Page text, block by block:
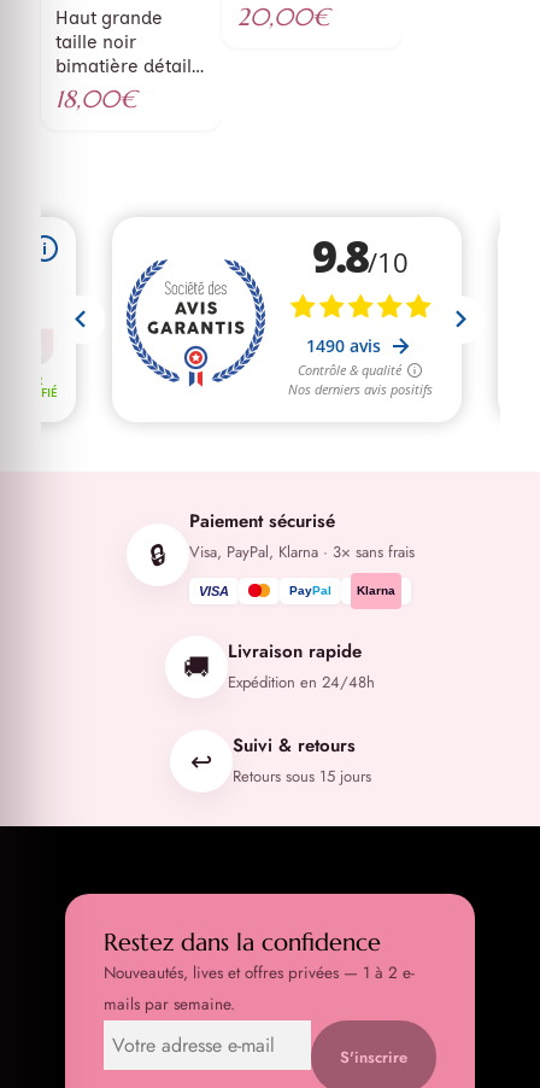
Haut grande
taille noir
bimatière détail
simili
18,00€
prix
20,00€
🔒
Paiement sécurisé
Visa, PayPal, Klarna · 3× sans frais
VISA PayPal Klarna
🚚 Livraison rapide
Expédition en 24/48h
↩️ Suivi & retours
Retours sous 15 jours
Restez dans la confidence
Nouveautés, lives et offres privées — 1 à 2 e-
mails par semaine.
S'inscrire